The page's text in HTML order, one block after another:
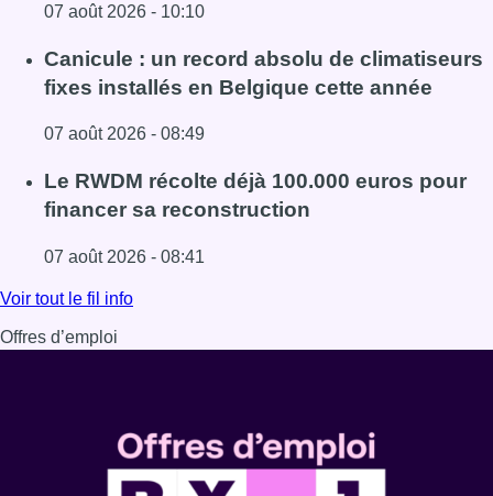
07 août 2026 - 10:10
Lire l'article Survol de Bruxelles: Berchem-Sainte-Agathe
Canicule : un record absolu de climatiseurs
fixes installés en Belgique cette année
07 août 2026 - 08:49
Lire l'article Canicule : un record absolu de climatiseurs
Le RWDM récolte déjà 100.000 euros pour
financer sa reconstruction
07 août 2026 - 08:41
Lire l'article Le RWDM récolte déjà 100.000 euros pour
Voir tout le fil info
Offres d’emploi